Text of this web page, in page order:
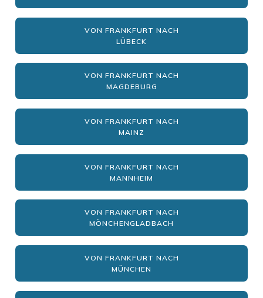
VON FRANKFURT NACH
LÜBECK
VON FRANKFURT NACH
MAGDEBURG
VON FRANKFURT NACH
MAINZ
VON FRANKFURT NACH
MANNHEIM
VON FRANKFURT NACH
MÖNCHENGLADBACH
VON FRANKFURT NACH
MÜNCHEN